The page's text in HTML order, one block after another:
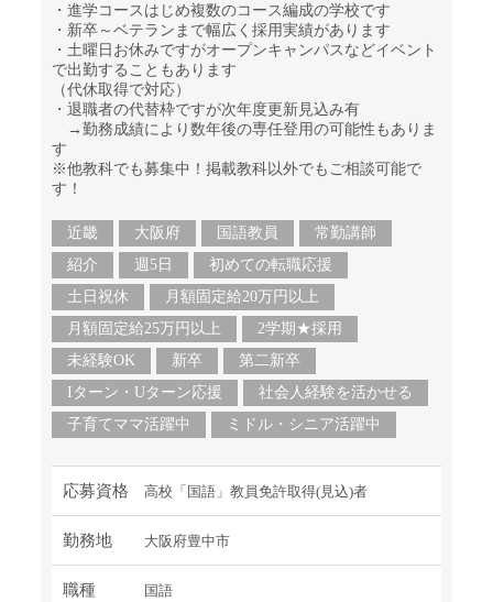
・進学コースはじめ複数のコース編成の学校です
・新卒～ベテランまで幅広く採用実績があります
・土曜日お休みですがオープンキャンパスなどイベント
で出勤することもあります
（代休取得で対応）
・退職者の代替枠ですが次年度更新見込み有
→勤務成績により数年後の専任登用の可能性もありま
す
※他教科でも募集中！掲載教科以外でもご相談可能で
す！
近畿 大阪府 国語教員
常勤講師
紹介
週5日
初めての転職応援
土日祝休
月額固定給20万円以上
月額固定給25万円以上
2学期★採用
未経験OK
新卒
第二新卒
Iターン・Uターン応援
社会人経験を活かせる
子育てママ活躍中
ミドル・シニア活躍中
応募資格 高校「国語」教員免許取得(見込)者
勤務地 大阪府豊中市
職種 国語